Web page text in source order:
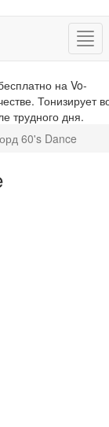
на Vo-
Тонизирует
трудного дня.
60's Dance